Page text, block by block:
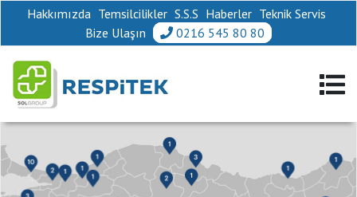
Hakkımızda Temsilcilikler S.S.S Haberler Teknik Servis
Bize Ulaşın
0216 545 80 80